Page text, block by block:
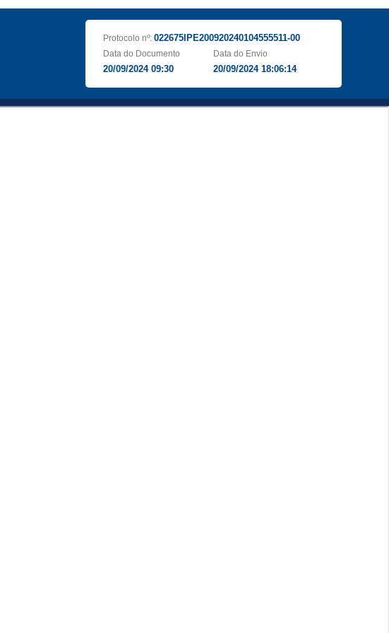
Protocolo nº: 022675IPE200920240104555511-00
Data do Documento
20/09/2024 09:30
Data do Envio
20/09/2024 18:06:14